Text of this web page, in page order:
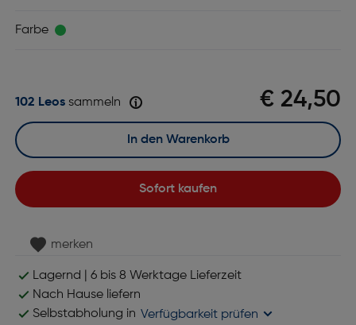
Farbe
€ 24,50
102 Leossammeln
Sofort kaufen
In den Warenkorb
merken
Lagernd | 6 bis 8 Werktage Lieferzeit
Nach Hause liefern
Selbstabholung in Verfügbarkeit prüfen